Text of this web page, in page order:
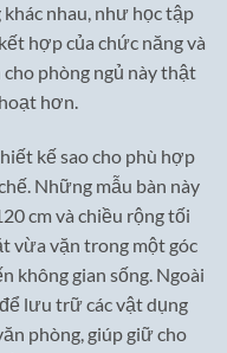
nhau, như học tập
hợp của chức năng và
phòng ngủ này thật
hơn.
kế sao cho phù hợp
Những mẫu bàn này
cm và chiều rộng tối
vừa vặn trong một góc
không gian sống. Ngoài
lưu trữ các vật dụng
phòng, giúp giữ cho